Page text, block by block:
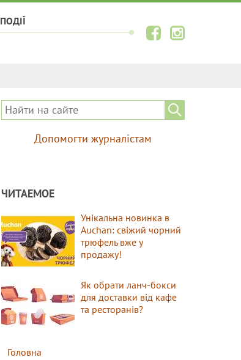
ПОДІЇ
Допомогти журналістам
ЧИТАЕМОЕ
Унікальна новинка в
Auchan: свіжий чорний
трюфель вже у
продажу!
Як обрати ланч-бокси
для доставки від кафе
та ресторанів?
Головна